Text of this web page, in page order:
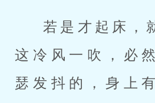
若是才起床，
这冷风一吹，必
瑟发抖的，身上